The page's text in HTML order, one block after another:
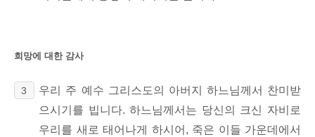
희망에 대한 감사
3
우리 주 예수 그리스도의 아버지 하느님께서 찬미받
으시기를 빕니다. 하느님께서는 당신의 크신 자비로
우리를 새로 태어나게 하시어, 죽은 이들 가운데에서